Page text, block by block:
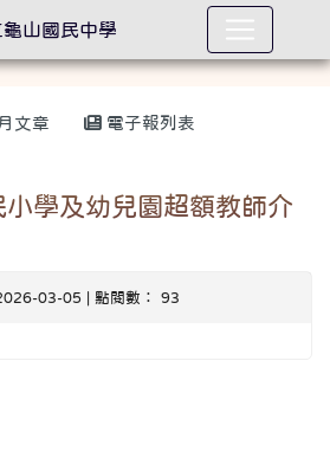
文章 電子報列表
學及幼兒園超額教師介
03-05 | 點閱數： 93
山國民中學